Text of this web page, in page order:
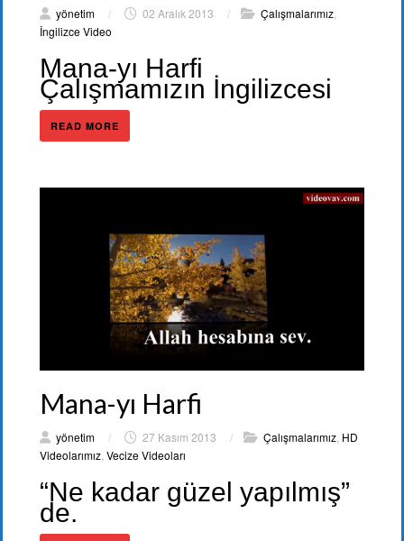
yönetim / 02 Aralık 2013 / Çalışmalarımız
İngilizce Video
Mana-yı Harfi
Çalışmamızın İngilizcesi
READ MORE
Mana-yı Harfi
yönetim / 27 Kasım 2013 / Çalışmalarımız HD
Videolarımız Vecize Videoları
“Ne kadar güzel yapılmış”
de.